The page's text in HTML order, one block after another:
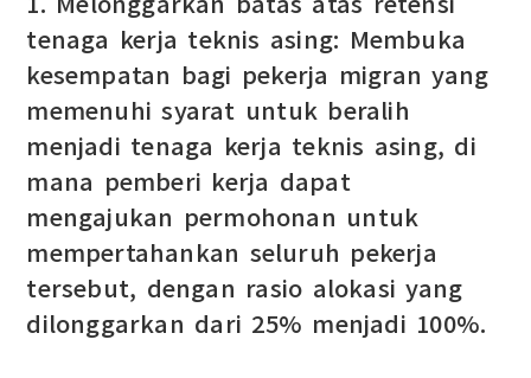
tenaga kerja teknis asing: Membuka
kesempatan bagi pekerja migran yang
memenuhi syarat untuk beralih
menjadi tenaga kerja teknis asing, di
mana pemberi kerja dapat
mengajukan permohonan untuk
mempertahankan seluruh pekerja
tersebut, dengan rasio alokasi yang
dilonggarkan dari 25% menjadi 100%.